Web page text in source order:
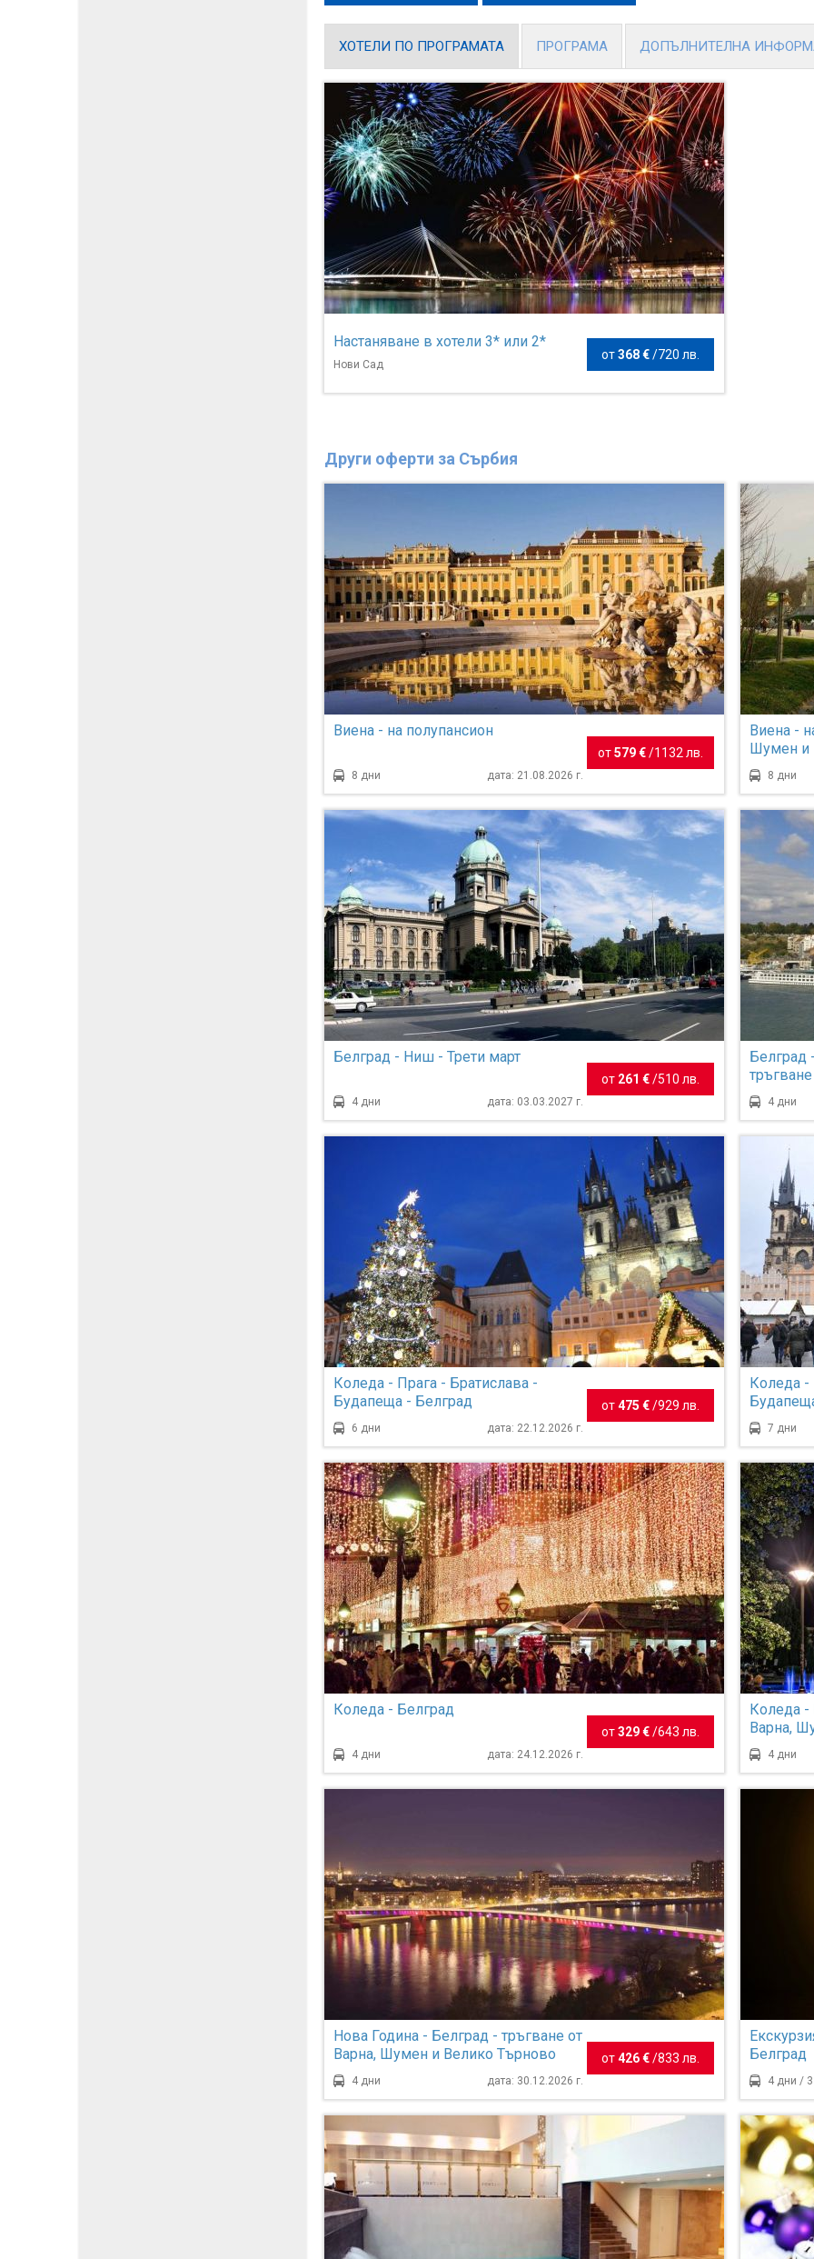
ХОТЕЛИ ПО ПРОГРАМАТА ПРОГРАМА ДОПЪЛНИТЕЛНА
Настаняване в хотели 3* или 2*
Нови Сад
от368 € / 720 лв.
Други оферти за Сърбия
Виена - на полупансион
8 дни дата: 21.08.2026 г.
от579 € / 1132 лв.
Виена -
Шумен и
8 дни
Белград - Ниш - Трети март
4 дни дата: 03.03.2027 г.
от 261 € /510 лв.
Белград
Търново
4 дни
Коледа - Прага - Братислава -
Будапеща - Белград
6 дни дата: 22.12.2026 г.
от475 € /929 лв.
Коледа -
Шумен и
7 дни
Коледа - Белград
4 дни дата: 24.12.2026 г.
от329 € /643 лв.
Коледа -
Варна,
4 дни
Нова Година - Белград - тръгване от
Варна, Шумен и Велико Търново
4 дни дата: 30.12.2026 г.
от426 € /833 лв.
Белград
4 дни /